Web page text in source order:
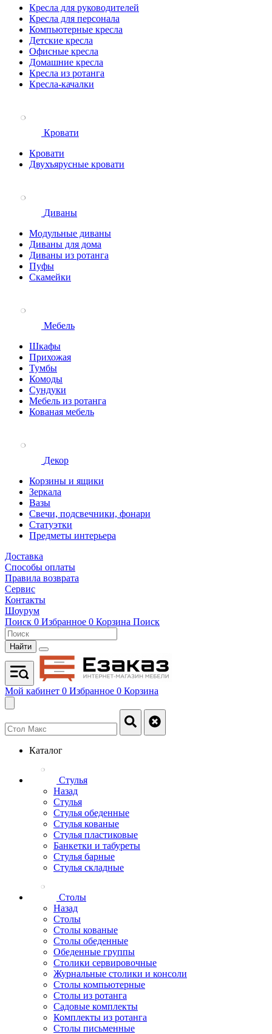
Кресла для руководителей
Кресла для персонала
Компьютерные кресла
Детские кресла
Офисные кресла
Домашние кресла
Кресла из ротанга
Кресла-качалки
Кровати
Кровати
Двухъярусные кровати
Диваны
Модульные диваны
Диваны для дома
Диваны из ротанга
Пуфы
Скамейки
Мебель
Шкафы
Прихожая
Тумбы
Комоды
Сундуки
Мебель из ротанга
Кованая мебель
Декор
Корзины и ящики
Зеркала
Вазы
Свечи, подсвечники, фонари
Статуэтки
Предметы интерьера
Доставка
Способы оплаты
Правила возврата
Сервис
Контакты
Шоурум
Поиск 0 Избранное 0 Корзина Поиск
Найти
Мой кабинет 0 Избранное 0 Корзина
Каталог
Стулья
Назад
Стулья
Стулья обеденные
Стулья кованые
Стулья пластиковые
Банкетки и табуреты
Стулья барные
Стулья складные
Столы
Назад
Столы
Столы кованые
Столы обеденные
Обеденные группы
Столики сервировочные
Журнальные столики и консоли
Столы компьютерные
Столы из ротанга
Садовые комплекты
Комплекты из ротанга
Столы письменные